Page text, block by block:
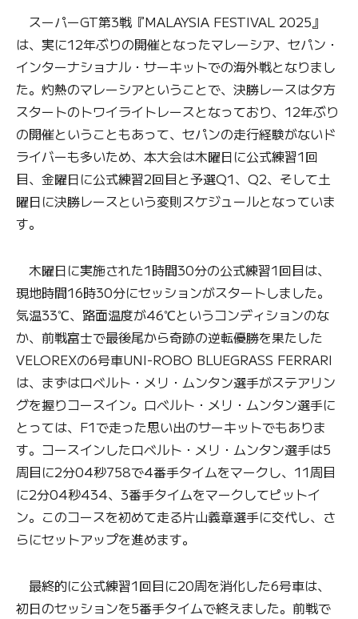
スーパーGT第3戦『MALAYSIA FESTIVAL 2025』
は、実に12年ぶりの開催となったマレーシア、セパン・
インターナショナル・サーキットでの海外戦となりまし
た。灼熱のマレーシアということで、決勝レースは夕方
スタートのトワイライトレースとなっており、12年ぶり
の開催ということもあって、セパンの走行経験がないド
ライバーも多いため、本大会は木曜日に公式練習1回
目、金曜日に公式練習2回目と予選Q1、Q2、そして土
曜日に決勝レースという変則スケジュールとなっていま
す。
木曜日に実施された1時間30分の公式練習1回目は、
現地時間16時30分にセッションがスタートしました。
気温33℃、路面温度が46℃というコンディションのな
か、前戦富士で最後尾から奇跡の逆転優勝を果たした
VELOREXの6号車UNI-ROBO BLUEGRASS FERRARI
は、まずはロベルト・メリ・ムンタン選手がステアリン
グを握りコースイン。ロベルト・メリ・ムンタン選手に
とっては、F1で走った思い出のサーキットでもありま
す。コースインしたロベルト・メリ・ムンタン選手は5
周目に2分04秒758で4番手タイムをマークし、11周目
に2分04秒434、3番手タイムをマークしてピットイ
ン。このコースを初めて走る片山義章選手に交代し、さ
らにセットアップを進めます。
最終的に公式練習1回目に20周を消化した6号車は、
初日のセッションを5番手タイムで終えました。前戦で